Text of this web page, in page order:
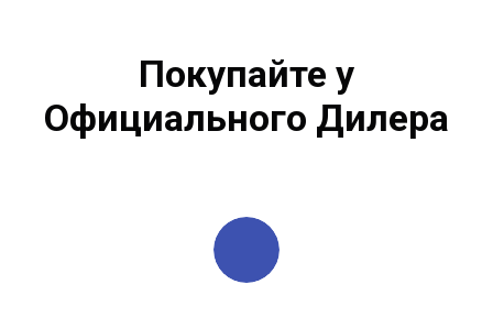
Покупайте у
Официального Дилера